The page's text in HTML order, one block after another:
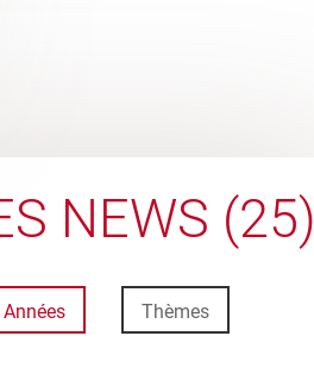
NEWS (25)
Années Thèmes